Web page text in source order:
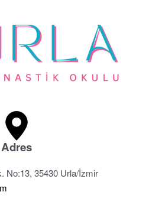
Adres
No:13, 35430 Urla/İzmir